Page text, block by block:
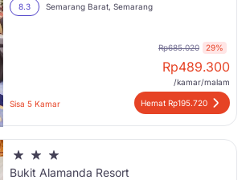
8.3 Semarang Barat, Semarang
Rp685.020 29%
Rp489.300
/kamar/malam
Sisa 5 Kamar Hemat Rp195.720
Bukit Alamanda Resort